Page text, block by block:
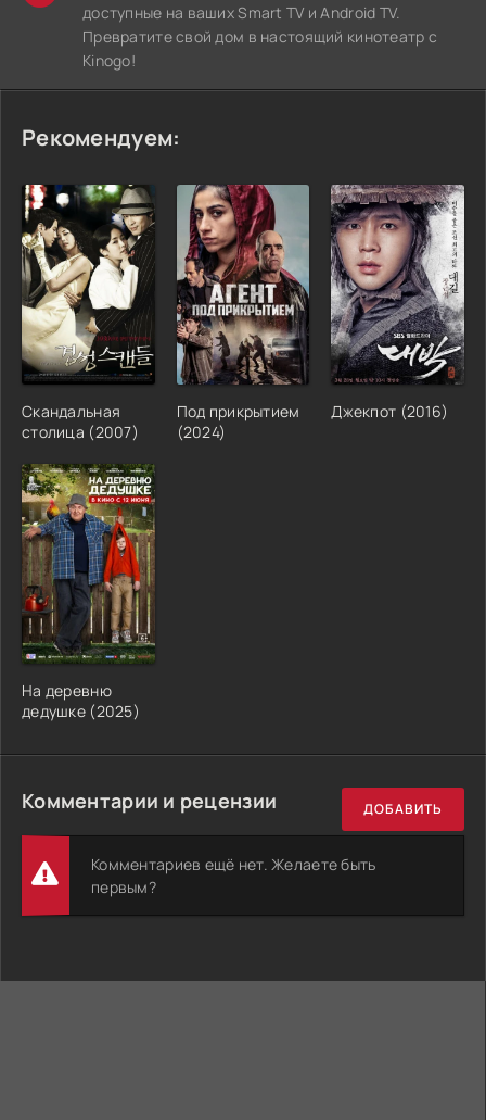
доступные на ваших Smart TV и Android TV.
Превратите свой дом в настоящий кинотеатр с
Kinogo!
Рекомендуем:
Скандальная
столица (2007)
Под прикрытием
(2024)
Джекпот (2016)
На деревню
дедушке (2025)
Комментарии и рецензии ДОБАВИТЬ
Комментариев ещё нет. Желаете быть
первым?